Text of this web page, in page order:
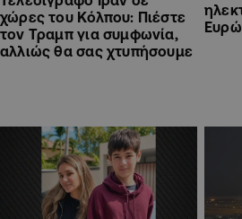
χώρες του Κόλπου: Πιέστε
τον Τραμπ για συμφωνία,
αλλιώς θα σας χτυπήσουμε